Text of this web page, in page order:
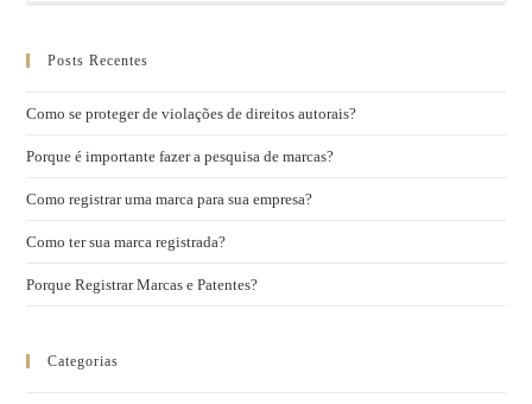
Posts Recentes
Como se proteger de violações de direitos autorais?
Porque é importante fazer a pesquisa de marcas?
Como registrar uma marca para sua empresa?
Como ter sua marca registrada?
Porque Registrar Marcas e Patentes?
Categorias